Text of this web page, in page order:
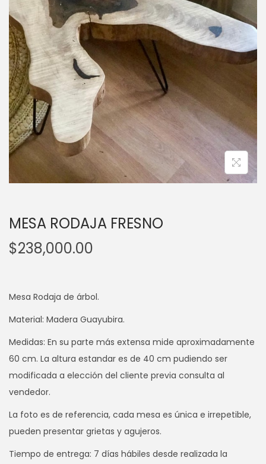
a
c
n
i
d
MESA RODAJA FRESNO
$238,000.00
Mesa Rodaja de árbol.
Material: Madera Guayubira.
Medidas: En su parte más extensa mide aproximadamente
60 cm. La altura estandar es de 40 cm pudiendo ser
modificada a elección del cliente previa consulta al
vendedor.
La foto es de referencia, cada mesa es única e irrepetible,
pueden presentar grietas y agujeros.
Tiempo de entrega: 7 días hábiles desde realizada la